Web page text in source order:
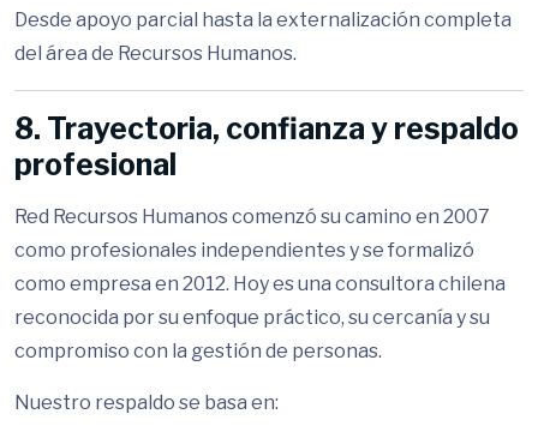
Desde apoyo parcial hasta la externalización completa
del área de Recursos Humanos.
8. Trayectoria, confianza y respaldo
profesional
Red Recursos Humanos comenzó su camino en 2007
como profesionales independientes y se formalizó
como empresa en 2012. Hoy es una consultora chilena
reconocida por su enfoque práctico, su cercanía y su
compromiso con la gestión de personas.
Nuestro respaldo se basa en: